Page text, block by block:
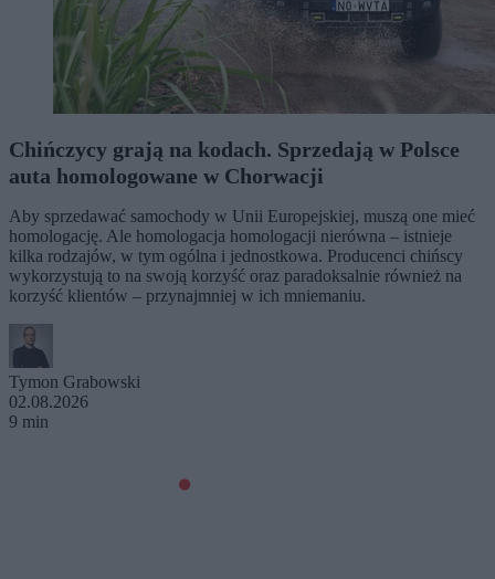
Chińczycy grają na kodach. Sprzedają w Polsce
auta homologowane w Chorwacji
Aby sprzedawać samochody w Unii Europejskiej, muszą one mieć
homologację. Ale homologacja homologacji nierówna – istnieje
kilka rodzajów, w tym ogólna i jednostkowa. Producenci chińscy
wykorzystują to na swoją korzyść oraz paradoksalnie również na
korzyść klientów – przynajmniej w ich mniemaniu.
Tymon Grabowski
02.08.2026
9 min